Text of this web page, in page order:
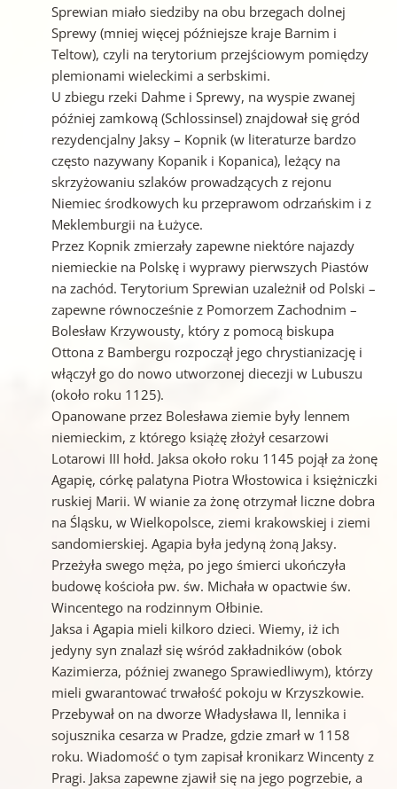
Sprewian miało siedziby na obu brzegach dolnej
Sprewy (mniej więcej późniejsze kraje Barnim i
Teltow), czyli na terytorium przejściowym pomiędzy
plemionami wieleckimi a serbskimi.
U zbiegu rzeki Dahme i Sprewy, na wyspie zwanej
później zamkową (Schlossinsel) znajdował się gród
rezydencjalny Jaksy – Kopnik (w literaturze bardzo
często nazywany Kopanik i Kopanica), leżący na
skrzyżowaniu szlaków prowadzących z rejonu
Niemiec środkowych ku przeprawom odrzańskim i z
Meklemburgii na Łużyce.
Przez Kopnik zmierzały zapewne niektóre najazdy
niemieckie na Polskę i wyprawy pierwszych Piastów
na zachód. Terytorium Sprewian uzależnił od Polski –
zapewne równocześnie z Pomorzem Zachodnim –
Bolesław Krzywousty, który z pomocą biskupa
Ottona z Bambergu rozpoczął jego chrystianizację i
włączył go do nowo utworzonej diecezji w Lubuszu
(około roku 1125).
Opanowane przez Bolesława ziemie były lennem
niemieckim, z którego książę złożył cesarzowi
Lotarowi III hołd. Jaksa około roku 1145 pojął za żonę
Agapię, córkę palatyna Piotra Włostowica i księżniczki
ruskiej Marii. W wianie za żonę otrzymał liczne dobra
na Śląsku, w Wielkopolsce, ziemi krakowskiej i ziemi
sandomierskiej. Agapia była jedyną żoną Jaksy.
Przeżyła swego męża, po jego śmierci ukończyła
budowę kościoła pw. św. Michała w opactwie św.
Wincentego na rodzinnym Ołbinie.
Jaksa i Agapia mieli kilkoro dzieci. Wiemy, iż ich
jedyny syn znalazł się wśród zakładników (obok
Kazimierza, później zwanego Sprawiedliwym), którzy
mieli gwarantować trwałość pokoju w Krzyszkowie.
Przebywał on na dworze Władysława II, lennika i
sojusznika cesarza w Pradze, gdzie zmarł w 1158
roku. Wiadomość o tym zapisał kronikarz Wincenty z
Pragi. Jaksa zapewne zjawił się na jego pogrzebie, a